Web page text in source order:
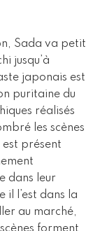
Sada va petit
jusqu’à
japonais est
puritaine du
réalisés
les scènes
est présent
dans leur
il l’est dans la
au marché,